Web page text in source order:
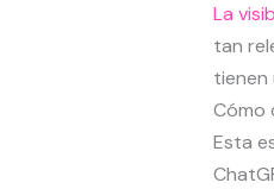
La
tan
tienen
Cómo
Esta